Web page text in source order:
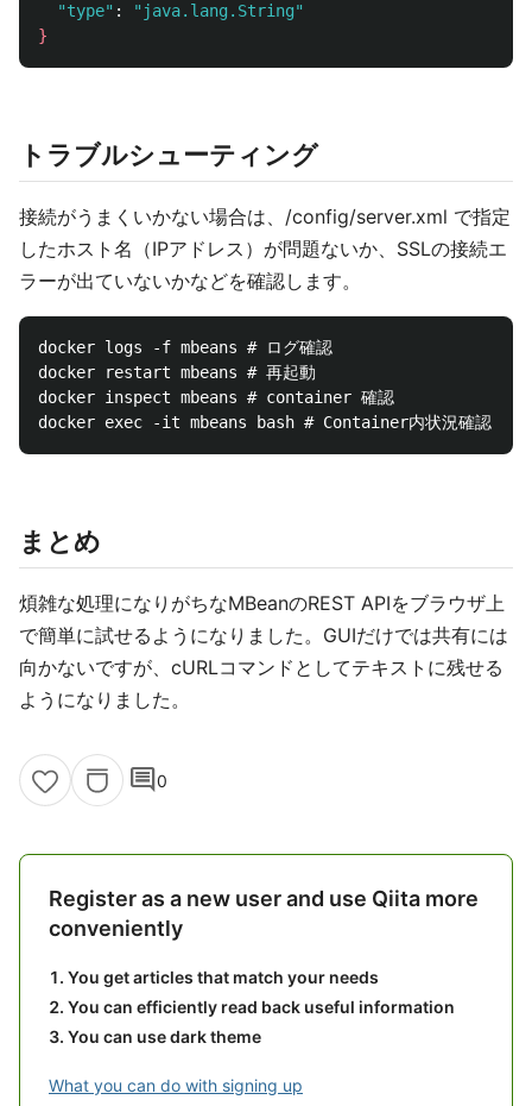
"type" :
"java.lang.String"
}
トラブルシューティング
接続がうまくいかない場合は、/config/server.xml で指定
したホスト名（IPアドレス）が問題ないか、SSLの接続エ
ラーが出ていないかなどを確認します。
docker logs -f mbeans # ログ確認
docker restart mbeans # 再起動
docker inspect mbeans # container 確認
まとめ
煩雑な処理になりがちなMBeanのREST APIをブラウザ上
で簡単に試せるようになりました。GUIだけでは共有には
向かないですが、cURLコマンドとしてテキストに残せる
ようになりました。
comment0
Register as a new user and use Qiita more
conveniently
You get articles that match your needs
You can efficiently read back useful information
You can use dark theme
What you can do with signing up